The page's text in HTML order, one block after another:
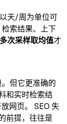
天/周为单位可
索结果、上下
次采样取均值才
但它更准确的
和实时检索结
网页。 SEO 失
前提，往往是